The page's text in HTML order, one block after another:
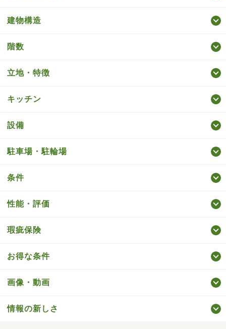
建物構造
階数
立地・特徴
キッチン
設備
駐車場・駐輪場
条件
性能・評価
瑕疵保険
お得な条件
画像・動画
情報の新しさ